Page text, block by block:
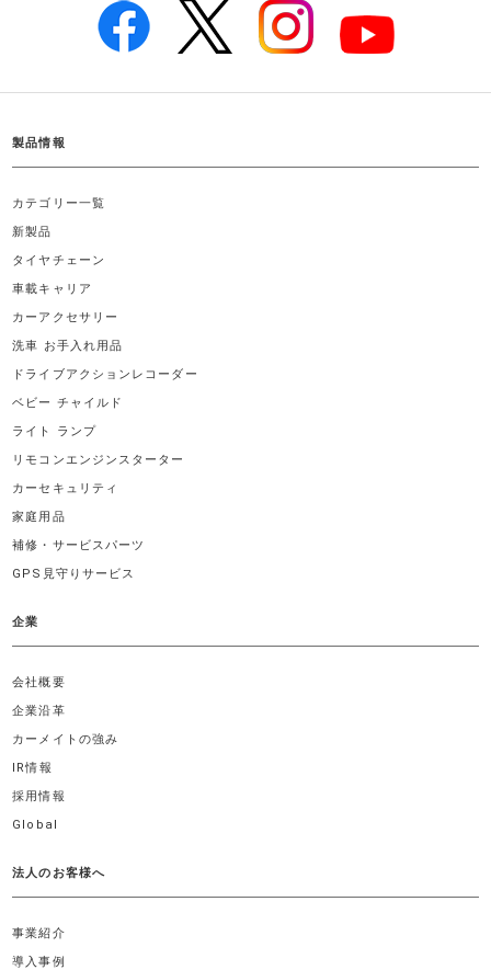
製品情報
カテゴリー一覧
新製品
タイヤチェーン
車載キャリア
カーアクセサリー
洗車 お手入れ用品
ドライブアクションレコーダー
ベビー チャイルド
ライト ランプ
リモコンエンジンスターター
カーセキュリティ
家庭用品
補修・サービスパーツ
GPS見守りサービス
企業
会社概要
企業沿革
カーメイトの強み
IR情報
採用情報
Global
法人のお客様へ
事業紹介
導入事例